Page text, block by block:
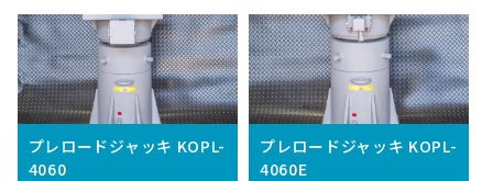
プレロードジャッキ KOPL-
4060
プレロードジャッキ KOPL-
4060E